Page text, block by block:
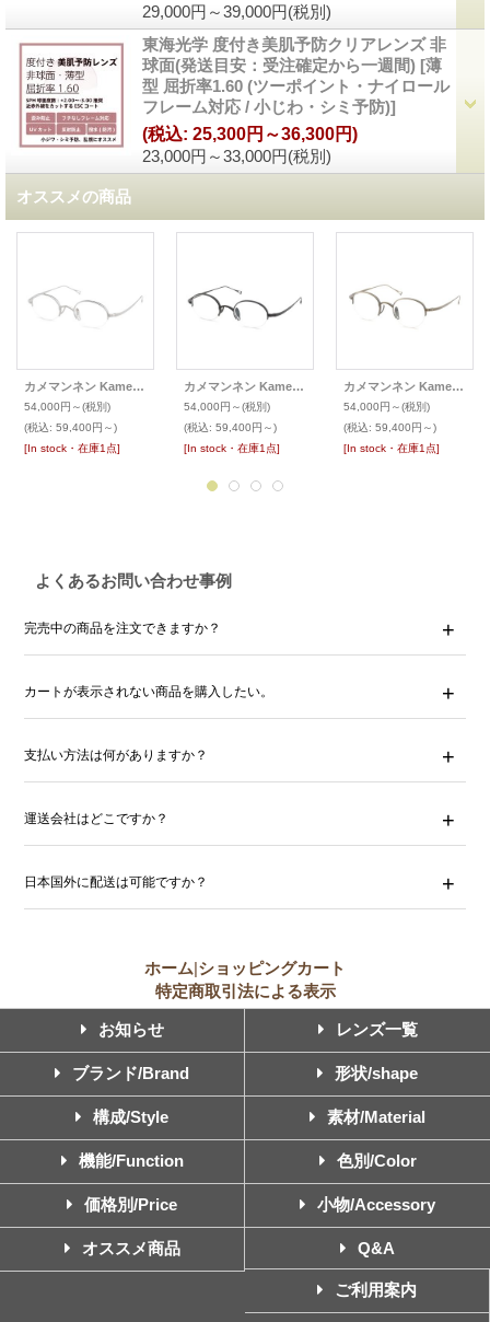
29,000円～39,000円(税別)
東海光学 度付き美肌予防クリアレンズ 非
球面(発送目安：受注確定から一週間) [薄
型 屈折率1.60 (ツーポイント・ナイロール
フレーム対応 / 小じわ・シミ予防)]
23,000円～33,000円(税別)
(税込: 25,300円～36,300円)
オススメの商品
カメマンネン KameManNen 2026年新作メガネ KMN-9930
54,000円～(税別)
(税込: 59,400円～)
[In stock・在庫1点]
カメマンネン KameManNen 2026年新作メガネ KMN-9930
54,000円～(税別)
(税込: 59,400円～)
[In stock・在庫1点]
カメマンネン KameManNen 2026年新作メガネ KMN-9931
54,000円～(税別)
(税込: 59,400円～)
[In stock・在庫1点]
よくあるお問い合わせ事例
完売中の商品を注文できますか？
カートが表示されない商品を購入したい。
支払い方法は何がありますか？
運送会社はどこですか？
日本国外に配送は可能ですか？
ホーム|ショッピングカート
特定商取引法による表示
お知らせ レンズ一覧
ブランド/Brand 形状/shape
構成/Style 素材/Material
機能/Function 色別/Color
価格別/Price 小物/Accessory
オススメ商品 Q&A
ご利用案内